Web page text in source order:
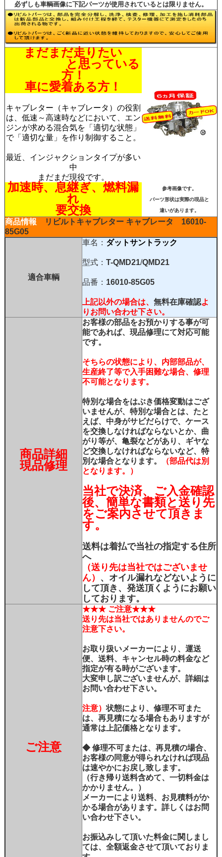
必ずしも車輌画像に下記パーツが使用されているとは限りません。
まだまだ走りたい
と思っている
方！
車に愛着ある方！
キャブレター（キャブレータ）の役割
は、低速～高速時などにおいて、エン
ジンが求める混合気を「適切な状態」
で「適切な量」を作り制御すること。
最近、インジャクションタイプが多い
中
まだまだ現役です。
加速時、息継ぎ、燃料漏
れ
要交換
参考画像です。
パーツ形状は実際の現品と
違いがあります。
商品情報 リビルトキャブレター キャブレータ
16010-
85G05
適合車輌
車名： ダットサントラック
型式： T-QMD21/QMD21
品番： 16010-85G05
上記以外の場合は、 無料在庫確認よ
りお問い合わせ下さい。
商品詳細
現品修理
お客様の部品をお預かりする事が可
能であれば、現品修理にて対応可能
です。
そちらの状態により、内部部品が、
生産終了等で入手困難な場合、修理
不可能となります。
特別な場合をはぶき価格変動はござ
いませんが、特別な場合とは、たと
えば、中身がサビだらけで、ケース
を交換しなければならないとか、曲
がり等が、亀裂などがあり、ギヤな
ど交換しなければならないなど、特
別な場合となります。
（部品代は別
となります。）
当社で決済、ご入金確認
後、簡単な書類と送り先
をご案内させて頂きま
す。
送料は着払で当社の指定する住所
へ
（送り先は当社ではございませ
ん）
、オイル漏れなどないように
して頂き、発送頂くようにお願い
しております。
ご注意
★★★ ご注意★★★
送り先は当社ではありませんのでご
注意下さい。
お取り扱いメーカーにより、運送
便、送料、キャンセル時の料金など
指定が有る時がございます。
大変申し訳ございませんが、詳細は
お問い合わせ下さい。
注意）状態により、修理不可また
は、再見積になる場合もありますが
通常は上記価格となります。
◆ 修理不可または、再見積の場合、
お客様の同意が得られなければ現品
は速やかにお戻し致します。
（行き帰り送料含めて、一切料金は
かかりません。）
メーカーにより送料、お見積料がか
かる場合があります。詳しくはお問
い合わせ下さい。
お振込みして頂いた料金に関しまし
ては、全額返金させて頂いておりま